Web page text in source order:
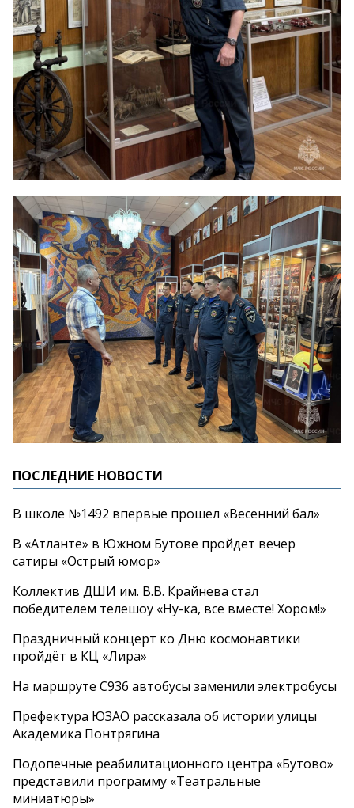
ПОСЛЕДНИЕ НОВОСТИ
В школе №1492 впервые прошел «Весенний бал»
В «Атланте» в Южном Бутове пройдет вечер
сатиры «Острый юмор»
Коллектив ДШИ им. В.В. Крайнева стал
победителем телешоу «Ну-ка, все вместе! Хором!»
Праздничный концерт ко Дню космонавтики
пройдёт в КЦ «Лира»
На маршруте С936 автобусы заменили электробусы
Префектура ЮЗАО рассказала об истории улицы
Академика Понтрягина
Подопечные реабилитационного центра «Бутово»
представили программу «Театральные
миниатюры»